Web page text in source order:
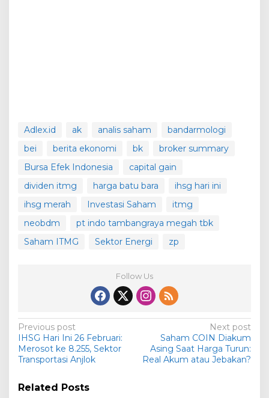
Adlex.id ak analis saham
bandarmologi
bei
berita ekonomi bk
broker summary
Bursa Efek Indonesia
capital gain
dividen itmg
harga batu bara
ihsg hari ini
ihsg merah
Investasi Saham
itmg
neobdm
pt indo tambangraya megah tbk
Saham ITMG
Sektor Energi zp
Follow Us
Post
navigation
Previous post
IHSG Hari Ini 26 Februari:
Merosot ke 8.255, Sektor
Transportasi Anjlok
Next post
Saham COIN Diakum
Asing Saat Harga Turun:
Real Akum atau Jebakan?
Related Posts